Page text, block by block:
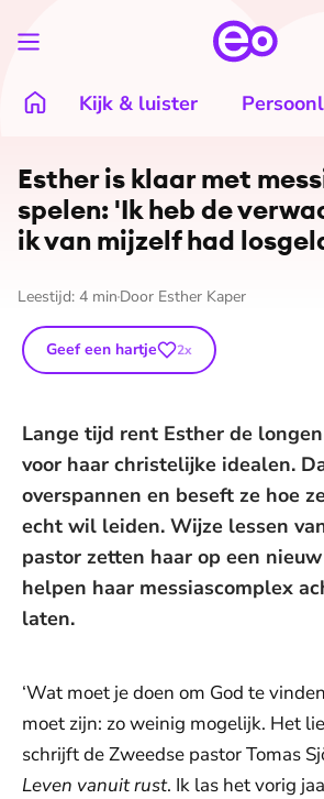
Kijk & luister
Esther is klaar met
spelen: 'Ik heb de
ik van mijzelf had
Leestijd: 4 min Door Esther Kaper
Geef een hartje 2x
Lange tijd rent Esther de
voor haar christelijke idealen.
overspannen en beseft ze hoe
echt wil leiden. Wijze lessen
pastor zetten haar op een
helpen haar messiascomplex
laten.
‘Wat moet je doen om God te
moet zijn: zo weinig mogelijk. Het
schrijft de Zweedse pastor Tomas
Leven vanuit rust. Ik las het vorig